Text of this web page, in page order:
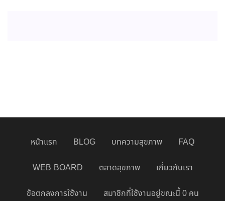
หน้าแรก BLOG บทความสุขภาพ FAQ
WEB-BOARD ตลาดสุขภาพ เกี่ยวกับเรา
ข้อตกลงการใช้งาน สมาชิกที่ใช้งานอยู่ขณะนี้ 0 คน